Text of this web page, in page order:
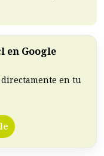
en Google
en tu